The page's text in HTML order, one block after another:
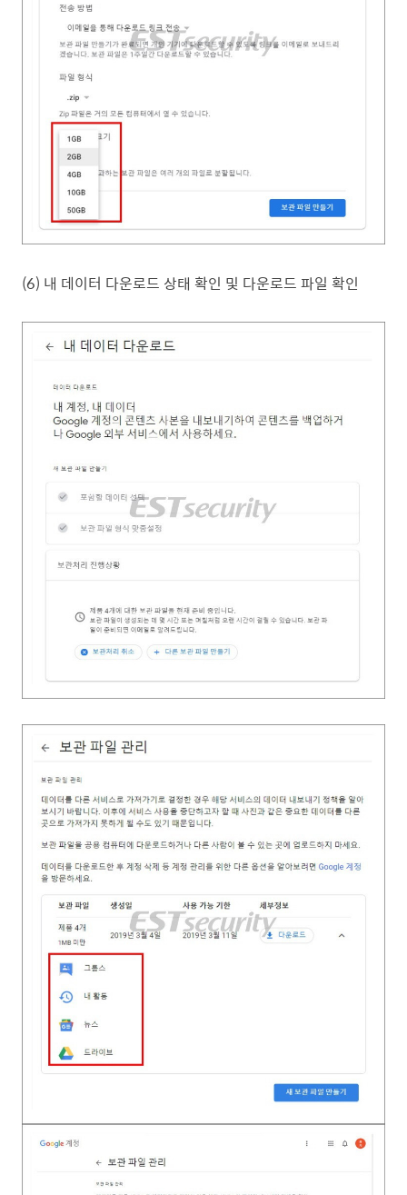
(6) 내 데이터 다운로드 상태 확인 및 다운로드 파일 확인